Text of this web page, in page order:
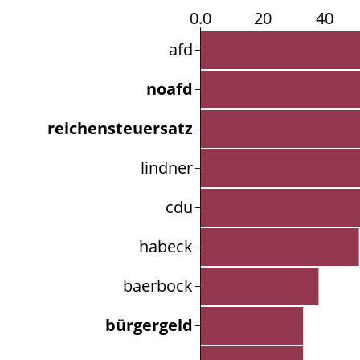
0.0 20 40
afd
noafd
reichensteuersatz
lindner
cdu
habeck
baerbock
bürgergeld